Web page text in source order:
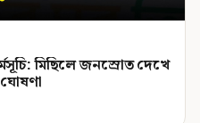
মিছিলে জনস্রোত দেখে